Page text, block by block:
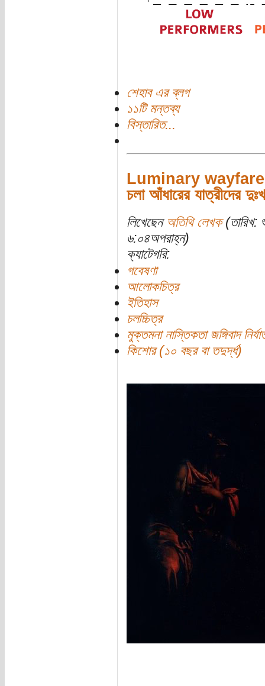
শেহাব এর ব্লগ
১১টি মন্তব্য
বিস্তারিত...
Luminary
চলা আঁধারের যাত্রীদের
লিখেছেন অতিথি লেখক(তারিখ:
৬:০৪অপরাহ্ন)
ক্যাটেগরি:
গবেষণা
আলোকচিত্র
ইতিহাস
চলচ্চিত্র
মুক্তমনা নাস্তিকতা জঙ্গিবাদ
কিশোর (১০ বছর বা তদুর্দ্ধ)